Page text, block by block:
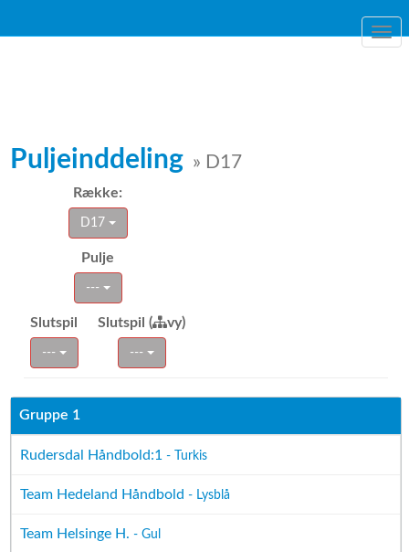
Puljeinddeling » D17
Række:
D17
Pulje
---
Slutspil Slutspil ( vy)
--- ---
Gruppe 1
Rudersdal Håndbold:1 - Turkis
Team Hedeland Håndbold - Lysblå
Team Helsinge H. - Gul